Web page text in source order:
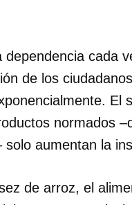
dependencia cada
de los
El
normados
aumentan la
de arroz, el